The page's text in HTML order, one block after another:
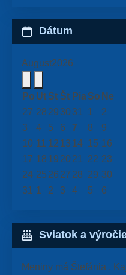
Dátum
August2026
Po Ut St Št PiaSo Ne
27 28 29 30 31 1
2
3
4 5 6 7 8
9
10 11 12 13 14 15 16
17 18 19 20 21 22 23
24 25 26 27 28 29 30
31
1 2 3 4 5 6
Sviatok a
Meniny má Štefánia ,